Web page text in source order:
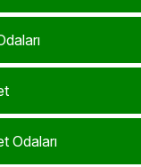
Odaları